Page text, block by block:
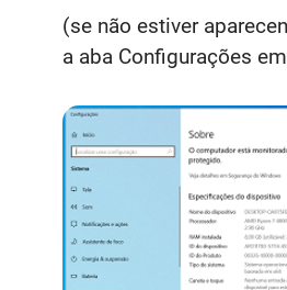
(se não estiver
a aba Configurações